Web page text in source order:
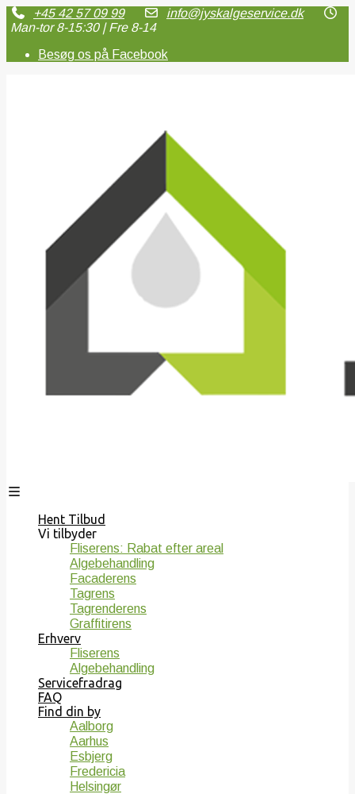
+45 42 57 09 99
info@jyskalgeservice.dk
Man-tor 8-15:30 | Fre 8-14
Besøg os på Facebook
Hent Tilbud
Vi tilbyder
Fliserens: Rabat efter areal
Algebehandling
Facaderens
Tagrens
Tagrenderens
Graffitirens
Erhverv
Fliserens
Algebehandling
Servicefradrag
FAQ
Find din by
Aalborg
Aarhus
Esbjerg
Fredericia
Helsingør